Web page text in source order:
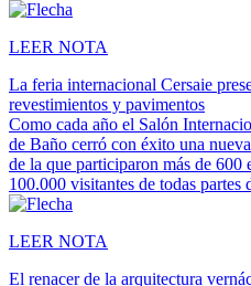
LEER NOTA
La feria internacional Cersaie
revestimientos y pavimentos
Como cada año el Salón
de Baño cerró con éxito una
de la que participaron más de 600
100.000 visitantes de todas partes
LEER NOTA
El renacer de la arquitectura